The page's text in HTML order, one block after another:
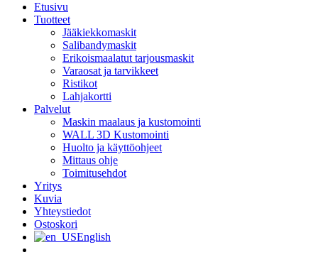
Etusivu
Tuotteet
Jääkiekkomaskit
Salibandymaskit
Erikoismaalatut tarjousmaskit
Varaosat ja tarvikkeet
Ristikot
Lahjakortti
Palvelut
Maskin maalaus ja kustomointi
WALL 3D Kustomointi
Huolto ja käyttöohjeet
Mittaus ohje
Toimitusehdot
Yritys
Kuvia
Yhteystiedot
Ostoskori
English